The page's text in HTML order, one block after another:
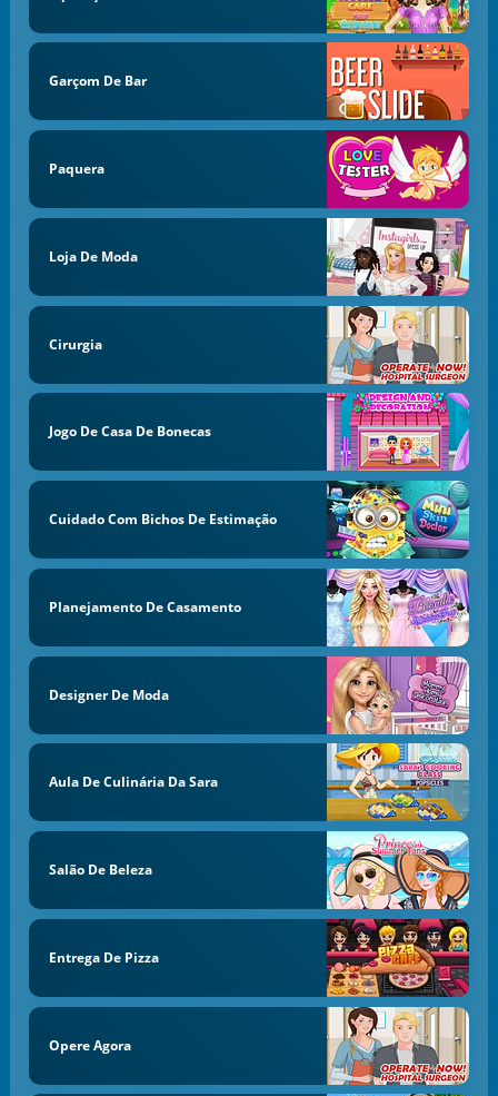
Garçom De Bar
Paquera
Loja De Moda
Cirurgia
Jogo De Casa De Bonecas
Cuidado Com Bichos De Estimação
Planejamento De Casamento
Designer De Moda
Aula De Culinária Da Sara
Salão De Beleza
Entrega De Pizza
Opere Agora